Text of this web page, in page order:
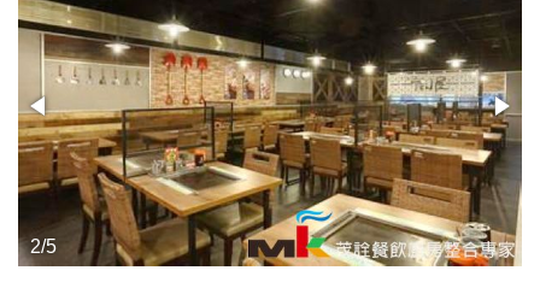
2/5